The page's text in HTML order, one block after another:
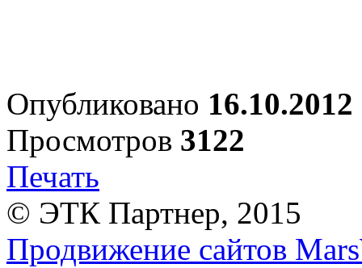
Опубликовано 16.10.2012
Просмотров 3122
Печать
© ЭТК Партнер, 2015
Продвижение сайтов